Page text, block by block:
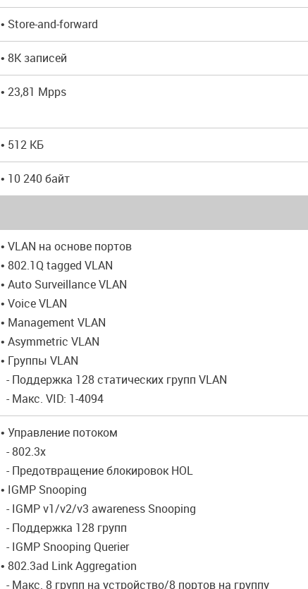
• Store-and-forward
• 8K записей
• 23,81 Mpps
• 512 КБ
• 10 240 байт
• VLAN на основе портов
• 802.1Q tagged VLAN
• Auto Surveillance VLAN
• Voice VLAN
• Management VLAN
• Asymmetric VLAN
• Группы VLAN
- Поддержка 128 статических групп VLAN
- Макс. VID: 1-4094
• Управление потоком
- 802.3x
- Предотвращение блокировок HOL
• IGMP Snooping
- IGMP v1/v2/v3 awareness Snooping
- Поддержка 128 групп
- IGMP Snooping Querier
• 802.3ad Link Aggregation
- Макс. 8 групп на устройство/8 портов на группу